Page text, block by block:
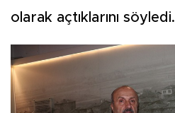
olarak açtıklarını söyledi.